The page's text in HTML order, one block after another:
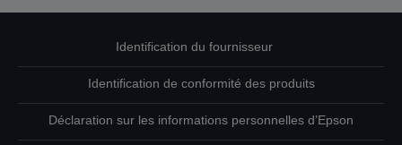
Identification du fournisseur
Identification de conformité des produits
Déclaration sur les informations personnelles d’Epson